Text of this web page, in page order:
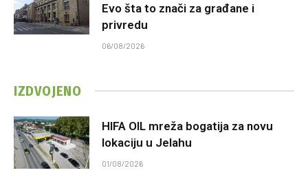
Evo šta to znači za građane i
privredu
06/08/2026
IZDVOJENO
HIFA OIL mreža bogatija za novu
lokaciju u Jelahu
01/08/2026